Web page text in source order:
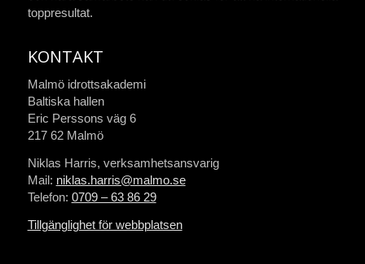
toppresultat.
KONTAKT
Malmö idrottsakademi
Baltiska hallen
Eric Perssons väg 6
217 62 Malmö
Niklas Harris, verksamhetsansvarig
Mail: niklas.harris@malmo.se
Telefon: 0709 – 63 86 29
Tillgänglighet för webbplatsen